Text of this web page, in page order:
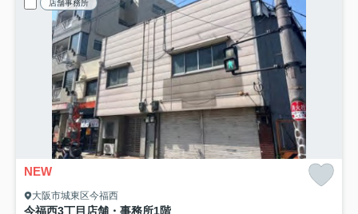
店舗事務所
NEW
大阪市城東区今福西
今福西3丁目店舗・事務所1階